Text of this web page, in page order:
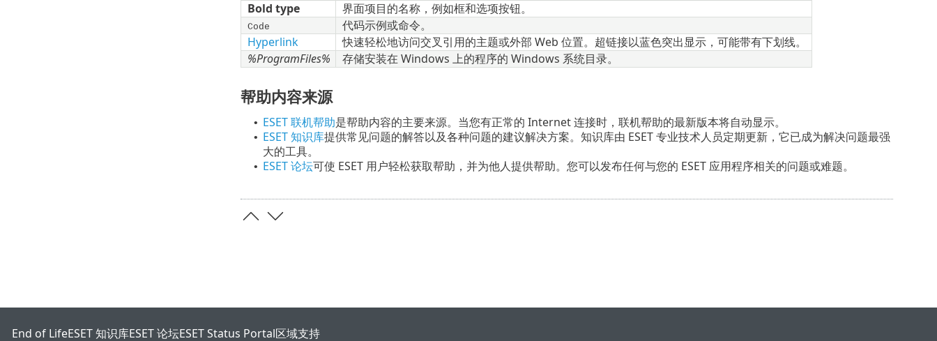
Bold type
界面项目的名称，例如框和选项按钮。
Code
代码示例或命令。
Hyperlink
快速轻松地访问交叉引用的主题或外部 Web 位置。超链接以蓝色突出显示，可能带有下划线。
%ProgramFiles%
存储安装在 Windows 上的程序的 Windows 系统目录。
帮助内容来源
• ESET 联机帮助是帮助内容的主要来源。当您有正常的 Internet 连接时，联机帮助的最新版本将自动显示。
• ESET 知识库提供常见问题的解答以及各种问题的建议解决方案。知识库由 ESET 专业技术人员定期更新，它已成为解决问题最强
大的工具。
• ESET 论坛可使 ESET 用户轻松获取帮助，并为他人提供帮助。您可以发布任何与您的 ESET 应用程序相关的问题或难题。
End of LifeESET 知识库ESET 论坛ESET Status Portal区域支持